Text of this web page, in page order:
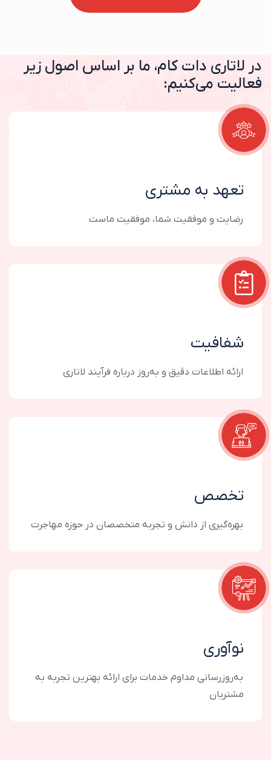
در لاتاری دات کام، ما بر اساس اصول زیر
فعالیت می‌کنیم:
تعهد به مشتری
رضایت و موفقیت شما، موفقیت ماست
شفافیت
ارائه اطلاعات دقیق و به‌روز درباره فرآیند لاتاری
تخصص
بهره‌گیری از دانش و تجربه متخصصان در حوزه مهاجرت
نوآوری
به‌روزرسانی مداوم خدمات برای ارائه بهترین تجربه به
مشتریان